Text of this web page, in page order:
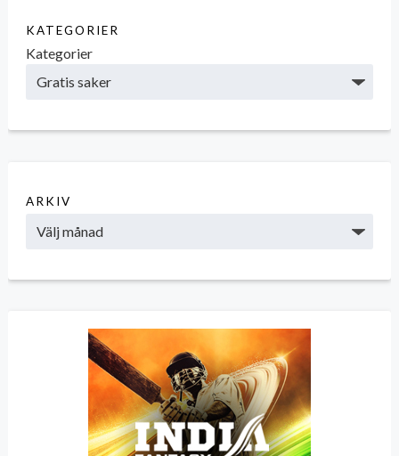
KATEGORIER
Kategorier
ARKIV